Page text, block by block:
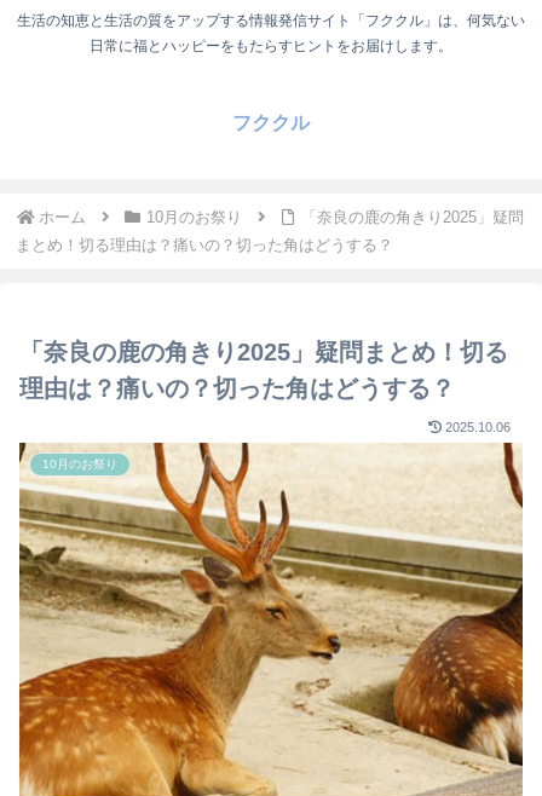
生活の知恵と生活の質をアップする情報発信サイト「フククル」は、何気ない
日常に福とハッピーをもたらすヒントをお届けします。
フククル
ホーム 10月のお祭り
「奈良の鹿の角きり2025」疑問
まとめ！切る理由は？痛いの？切った角はどうする？
「奈良の鹿の角きり2025」疑問まとめ！切る
理由は？痛いの？切った角はどうする？
2025.10.06
10月のお祭り